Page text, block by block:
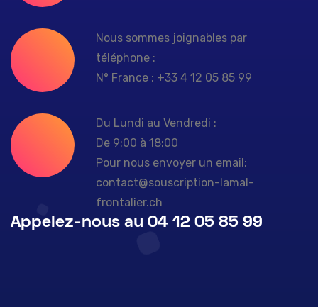
Nous sommes joignables par
téléphone :
N° France : +33 4 12 05 85 99
Du Lundi au Vendredi :
De 9:00 à 18:00
Pour nous envoyer un email:
contact@souscription-lamal-
frontalier.ch
Appelez-nous au 04 12 05 85 99